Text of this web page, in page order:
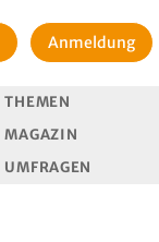
Anmeldung
THEMEN
MAGAZIN
UMFRAGEN